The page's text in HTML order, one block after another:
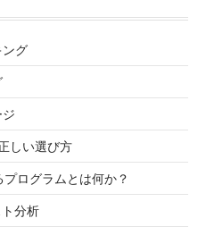
グ
しい選び方
ログラムとは何か？
分析